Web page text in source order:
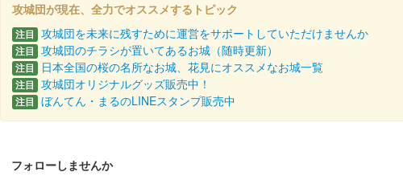
丸岡城 御城印 令和7年 4・5月限定版
販売終了
丸岡城 御城印
攻城団が現在、全力でオススメするトピック
注目 攻城団を未来に残すために運営をサポートしていただけませんか
注目 攻城団のチラシが置いてあるお城（随時更新）
注目 日本全国の桜の名所なお城、花見にオススメなお城一覧
注目 攻城団オリジナルグッズ販売中！
注目 ぼんてん・まるのLINEスタンプ販売中
フォローしませんか